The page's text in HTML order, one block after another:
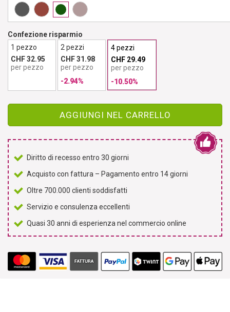
Confezione risparmio
1 pezzo
CHF 32.95
per pezzo
2 pezzi
CHF 31.98
per pezzo
-2.94%
4 pezzi
CHF 29.49
per pezzo
-10.50%
AGGIUNGI NEL CARRELLO
Diritto di recesso entro 30 giorni
Acquisto con fattura – Pagamento entro 14 giorni
Oltre 700.000 clienti soddisfatti
Servizio e consulenza eccellenti
Quasi 30 anni di esperienza nel commercio online